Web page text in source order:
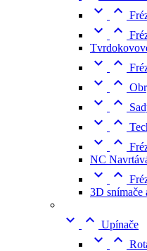
 
 
 
 
 
 
 
NC
 
3D snímače
  Upínače
 